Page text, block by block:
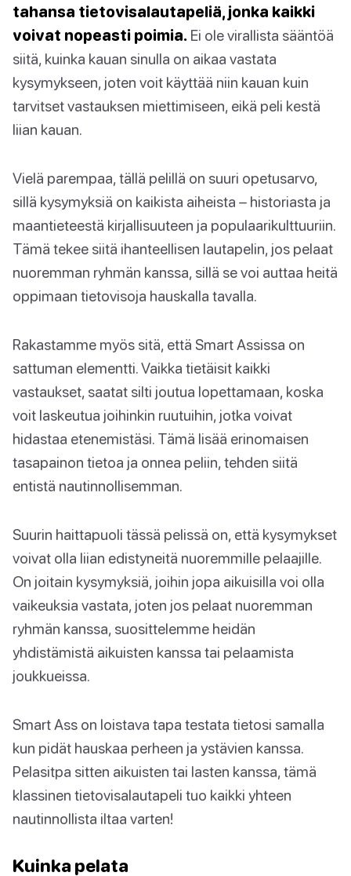
tahansa tietovisalautapeliä, jonka kaikki
voivat nopeasti poimia. Ei ole virallista sääntöä
siitä, kuinka kauan sinulla on aikaa vastata
kysymykseen, joten voit käyttää niin kauan kuin
tarvitset vastauksen miettimiseen, eikä peli kestä
liian kauan.
Vielä parempaa, tällä pelillä on suuri opetusarvo,
sillä kysymyksiä on kaikista aiheista – historiasta ja
maantieteestä kirjallisuuteen ja populaarikulttuuriin.
Tämä tekee siitä ihanteellisen lautapelin, jos pelaat
nuoremman ryhmän kanssa, sillä se voi auttaa heitä
oppimaan tietovisoja hauskalla tavalla.
Rakastamme myös sitä, että Smart Assissa on
sattuman elementti. Vaikka tietäisit kaikki
vastaukset, saatat silti joutua lopettamaan, koska
voit laskeutua joihinkin ruutuihin, jotka voivat
hidastaa etenemistäsi. Tämä lisää erinomaisen
tasapainon tietoa ja onnea peliin, tehden siitä
entistä nautinnollisemman.
Suurin haittapuoli tässä pelissä on, että kysymykset
voivat olla liian edistyneitä nuoremmille pelaajille.
On joitain kysymyksiä, joihin jopa aikuisilla voi olla
vaikeuksia vastata, joten jos pelaat nuoremman
ryhmän kanssa, suosittelemme heidän
yhdistämistä aikuisten kanssa tai pelaamista
joukkueissa.
Smart Ass on loistava tapa testata tietosi samalla
kun pidät hauskaa perheen ja ystävien kanssa.
Pelasitpa sitten aikuisten tai lasten kanssa, tämä
klassinen tietovisalautapeli tuo kaikki yhteen
nautinnollista iltaa varten!
Kuinka pelata